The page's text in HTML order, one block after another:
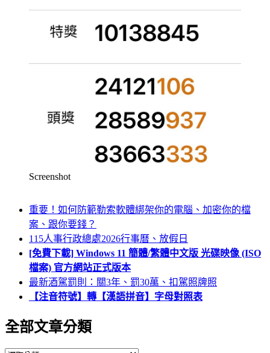
Screenshot
重要！如何防範勒索軟體綁架你的電腦、加密你的檔
案、跟你要錢？
115人事行政總處2026行事曆、放假日
[免費下載] Windows 11 簡體/繁體中文版 光碟映像 (ISO
檔案) 官方網站正式版本
最新酒駕罰則：關3年、罰30萬、扣駕照牌照
【注音符號】轉【漢語拼音】字母對照表
全部文章分類